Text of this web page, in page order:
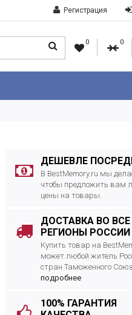
Регистрация
0 0
ДЕШЕВЛЕ
В BestMemory.ru мы
чтобы предложить вам
цены на товары.
ДОСТАВКА ВО ВСЕ
РЕГИОНЫ РОССИИ
Купить товар на
может любой житель
стран Таможенного
подробнее
100% ГАРАНТИЯ